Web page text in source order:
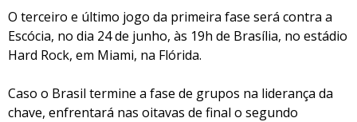
O terceiro e último jogo da primeira fase será contra a
Escócia, no dia 24 de junho, às 19h de Brasília, no estádio
Hard Rock, em Miami, na Flórida.
Caso o Brasil termine a fase de grupos na liderança da
chave, enfrentará nas oitavas de final o segundo